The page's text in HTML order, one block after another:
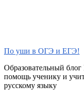
По уши в ОГЭ и ЕГЭ!
Образовательный
помощь ученику и
русскому языку